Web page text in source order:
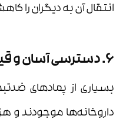
انتقال آن به دیگران را
6. دسترسی آسان و قیمت مناسب
بسیاری از پمادهای
داروخانه‌ها موجودند و